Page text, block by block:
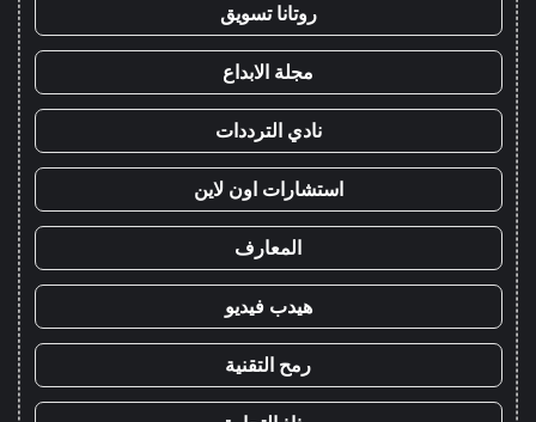
روتانا تسويق
مجلة الابداع
نادي الترددات
استشارات اون لاين
المعارف
هيدب فيديو
رمح التقنية